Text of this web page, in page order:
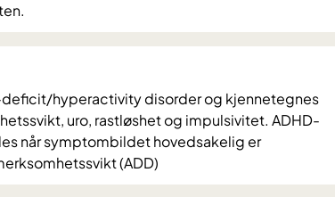
deficit/hyperactivity disorder og kjennetegnes
uro, rastløshet og impulsivitet. ADHD-
når symptombildet hovedsakelig er
(ADD)